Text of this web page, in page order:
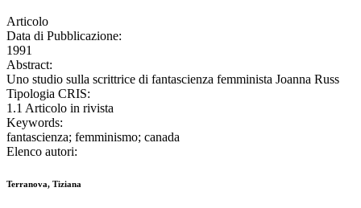
Articolo
Data di Pubblicazione:
1991
Abstract:
Uno studio sulla scrittrice di fantascienza femminista Joanna Russ
Tipologia CRIS:
1.1 Articolo in rivista
Keywords:
fantascienza; femminismo; canada
Elenco autori:
Terranova, Tiziana